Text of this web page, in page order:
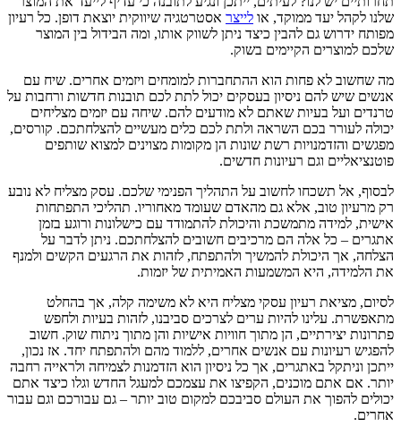
שלנו לקהל יעד ממוקד, או לייצר אסטרטגיה שיווקית יוצאת דופן. כל רעיון
מפותח ידרוש גם להבין כיצד ניתן לשווק אותו, ומה הבידול בין המוצר
שלכם למוצרים הקיימים בשוק.
מה שחשוב לא פחות הוא ההתחברות למומחים ויזמים אחרים. שיח עם
אנשים שיש להם ניסיון בעסקים יכול לתת לכם תובנות חדשות ורחבות על
טרנדים ועל בעיות שאתם לא מודעים להם. שיחה עם יזמים מצליחים
יכולה לעורר בכם השראה ולתת לכם כלים מעשיים להצלחתכם. קורסים,
מפגשים והזדמנויות רשת שונות הן מקומות מצוינים למצוא שותפים
פוטנציאליים וגם רעיונות חדשים.
לבסוף, אל תשכחו לחשוב על התהליך הפנימי שלכם. עסק מצליח לא נובע
רק מרעיון טוב, אלא גם מהאדם שעומד מאחוריו. תהליכי התפתחות
אישית, למידה מתמשכת והיכולת להתמודד עם כישלונות ורוגע בזמן
אתגרים – כל אלה הם מרכיבים חשובים להצלחתכם. ניתן לדבר על
הצלחה, אך היכולת להמשיך ולהתפתח, לזהות את הרגעים הקשים ולמנף
את הלמידה, היא המשמעות האמיתית של יזמות.
לסיום, מציאת רעיון עסקי מצליח היא לא משימה קלה, אך בהחלט
מתאפשרת. עלינו להיות ערים לצרכים סביבנו, לזהות בעיות ולחפש
פתרונות יצירתיים, הן מתוך חוויות אישיות והן מתוך ניתוח שוק. חשוב
להפגיש רעיונות עם אנשים אחרים, ללמוד מהם ולהתפתח יחד. אז נכון,
ייתכן וניתקל באתגרים, אך כל ניסיון הוא הזדמנות לצמיחה ולראייה רחבה
יותר. אם אתם מוכנים, הקפיצו את עצמכם למעגל החדש וגלו כיצד אתם
יכולים להפוך את העולם סביבכם למקום טוב יותר – גם עבורכם וגם עבור
אחרים.